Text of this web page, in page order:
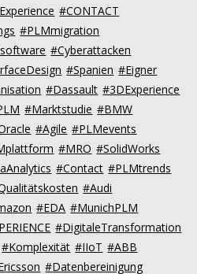
#CONTACT
#PLMmigration
#Cyberattacken
#Spanien #Eigner
#Dassault #3DExperience
#Marktstudie #BMW
#Agile #PLMevents
#MRO #SolidWorks
#Contact #PLMtrends
#Audi
#EDA #MunichPLM
#DigitaleTransformation
#Komplexität #IIoT #ABB
#Datenbereinigung